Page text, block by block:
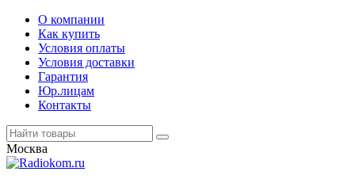
О компании
Как купить
Условия оплаты
Условия доставки
Гарантия
Юр.лицам
Контакты
Москва